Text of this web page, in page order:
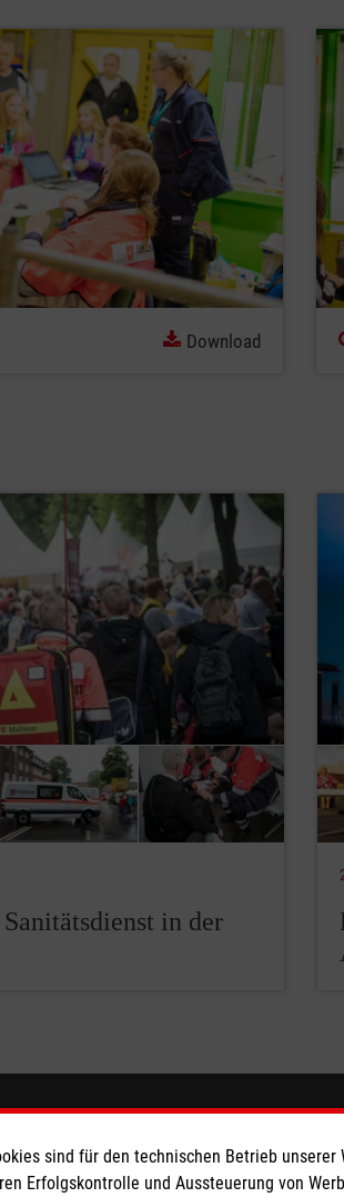
Download
in der
aware
sind für den technischen Betrieb
Erfolgskontrolle und Aussteuerung von